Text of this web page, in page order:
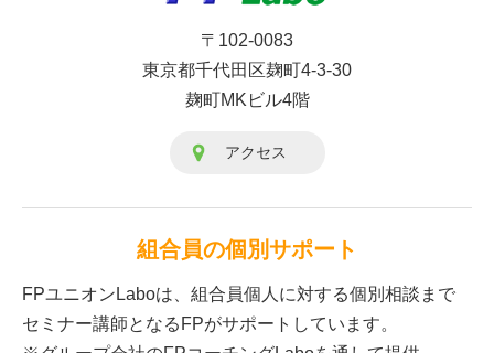
〒102-0083
東京都千代田区麹町4-3-30
麹町MKビル4階
アクセス
組合員の個別サポート
FPユニオンLaboは、組合員個人に対する個別相談まで
セミナー講師となるFPがサポートしています。